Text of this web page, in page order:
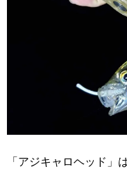
「アジキャロヘッド」